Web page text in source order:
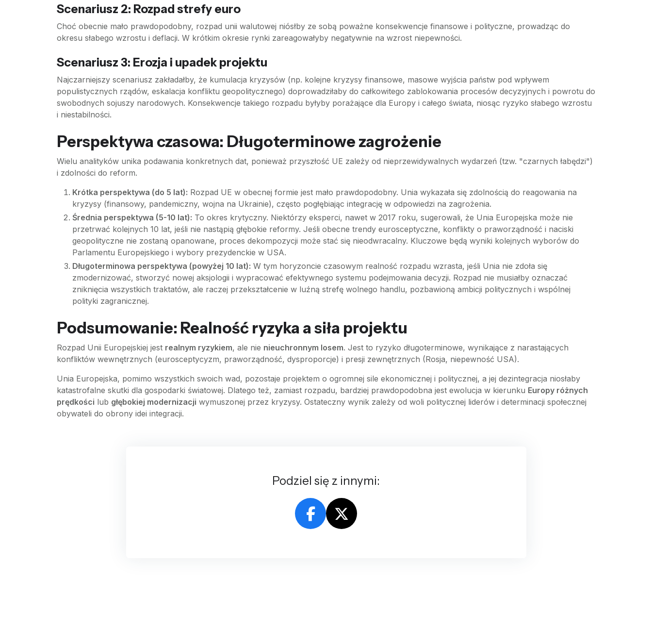
Scenariusz 2: Rozpad strefy euro
Choć obecnie mało prawdopodobny, rozpad unii walutowej niósłby ze sobą poważne konsekwencje finansowe i polityczne, prowadząc do
okresu słabego wzrostu i deflacji. W krótkim okresie rynki zareagowałyby negatywnie na wzrost niepewności.
Scenariusz 3: Erozja i upadek projektu
Najczarniejszy scenariusz zakładałby, że kumulacja kryzysów (np. kolejne kryzysy finansowe, masowe wyjścia państw pod wpływem
populistycznych rządów, eskalacja konfliktu geopolitycznego) doprowadziłaby do całkowitego zablokowania procesów decyzyjnych i powrotu do
swobodnych sojuszy narodowych. Konsekwencje takiego rozpadu byłyby porażające dla Europy i całego świata, niosąc ryzyko słabego wzrostu
i niestabilności.
Perspektywa czasowa: Długoterminowe zagrożenie
Wielu analityków unika podawania konkretnych dat, ponieważ przyszłość UE zależy od nieprzewidywalnych wydarzeń (tzw. "czarnych łabędzi")
i zdolności do reform.
Krótka perspektywa (do 5 lat): Rozpad UE w obecnej formie jest mało prawdopodobny. Unia wykazała się zdolnością do reagowania na
kryzysy (finansowy, pandemiczny, wojna na Ukrainie), często pogłębiając integrację w odpowiedzi na zagrożenia.
Średnia perspektywa (5-10 lat): To okres krytyczny. Niektórzy eksperci, nawet w 2017 roku, sugerowali, że Unia Europejska może nie
przetrwać kolejnych 10 lat, jeśli nie nastąpią głębokie reformy. Jeśli obecne trendy eurosceptyczne, konflikty o praworządność i naciski
geopolityczne nie zostaną opanowane, proces dekompozycji może stać się nieodwracalny. Kluczowe będą wyniki kolejnych wyborów do
Parlamentu Europejskiego i wybory prezydenckie w USA.
Długoterminowa perspektywa (powyżej 10 lat): W tym horyzoncie czasowym realność rozpadu wzrasta, jeśli Unia nie zdoła się
zmodernizować, stworzyć nowej aksjologii i wypracować efektywnego systemu podejmowania decyzji. Rozpad nie musiałby oznaczać
zniknięcia wszystkich traktatów, ale raczej przekształcenie w luźną strefę wolnego handlu, pozbawioną ambicji politycznych i wspólnej
polityki zagranicznej.
Podsumowanie: Realność ryzyka a siła projektu
Rozpad Unii Europejskiej jest realnym ryzykiem, ale nie nieuchronnym losem. Jest to ryzyko długoterminowe, wynikające z narastających
konfliktów wewnętrznych (eurosceptycyzm, praworządność, dysproporcje) i presji zewnętrznych (Rosja, niepewność USA).
Unia Europejska, pomimo wszystkich swoich wad, pozostaje projektem o ogromnej sile ekonomicznej i politycznej, a jej dezintegracja niosłaby
katastrofalne skutki dla gospodarki światowej. Dlatego też, zamiast rozpadu, bardziej prawdopodobna jest ewolucja w kierunku Europy różnych
prędkości lub głębokiej modernizacji wymuszonej przez kryzysy. Ostateczny wynik zależy od woli politycznej liderów i determinacji społecznej
obywateli do obrony idei integracji.
Podziel się z innymi: